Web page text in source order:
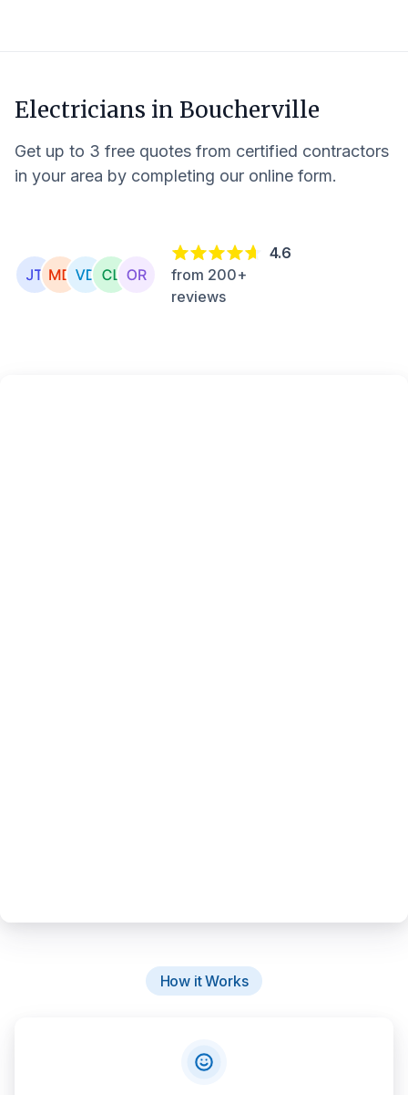
Electricians in Boucherville
Get up to 3 free quotes from certified contractors
in your area by completing our online form.
4.6
from 200+
reviews
How it Works